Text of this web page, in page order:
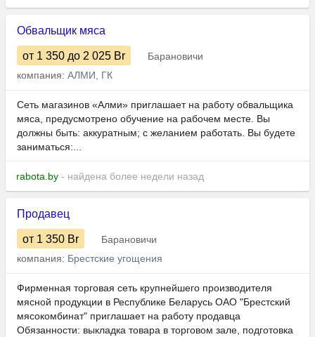
Обвальщик мяса
от 1 350 до 2 025 Br
Барановичи
компания: АЛМИ, ГК
Сеть магазинов «Алми» приглашает на работу обвальщика
мяса, предусмотрено обучение на рабочем месте. Вы
должны быть: аккуратным; с желанием работать. Вы будете
заниматься:...
rabota.by - найдена более недели назад
Продавец
от 1 350 Br
Барановичи
компания: Брестские угощения
Фирменная торговая сеть крупнейшего производителя
мясной продукции в Республике Беларусь ОАО "Брестский
мясокомбинат" приглашает на работу продавца
Обязанности: выкладка товара в торговом зале, подготовка